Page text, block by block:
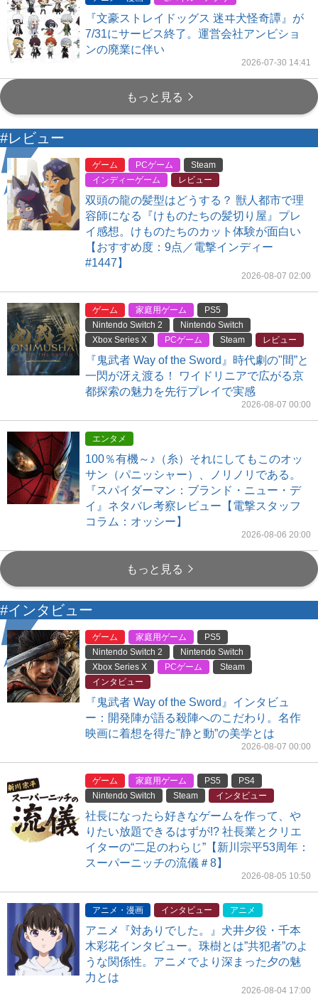
『文豪ストレイドッグス 迷ヰ犬怪奇譚』が
7/31にサービス終了。運営会社アンビショ
ンの廃業に伴い
2026-07-30 14:41
もっと見る
#レビュー
ゲーム PCゲーム
Steam
インディーゲーム
レビュー
双頭の龍の髪型はどうする？ 獣人都市で理
容師になる『けものたちの髪切り屋』プレ
イ感想。けものたちのカット体験が面白い
【おすすめ度：9点／電撃インディー
#1447】
2026-08-07 02:00
ゲーム 家庭用ゲーム
PS5
Nintendo Switch 2
Nintendo Switch
Xbox Series X
PCゲーム Steam レビュー
『鬼武者 Way of the Sword』時代劇の"間”と
一閃が冴え渡る！ ワイドリニアで広がる京
都探索の魅力を先行プレイで実感
2026-08-07 00:00
エンタメ
100％有機～♪（糸）それにしてもこのオッ
サン（パニッシャー）、ノリノリである。
『スパイダーマン：ブランド・ニュー・デ
イ』ネタバレ考察レビュー【電撃スタッフ
コラム：オッシー】
2026-08-06 20:00
もっと見る
#インタビュー
ゲーム 家庭用ゲーム
PS5
Nintendo Switch 2
Nintendo Switch
Xbox Series X
PCゲーム
Steam
インタビュー
『鬼武者 Way of the Sword』インタビュ
ー：開発陣が語る殺陣へのこだわり。名作
映画に着想を得た"静と動”の美学とは
2026-08-07 00:00
ゲーム 家庭用ゲーム PS5
PS4
Nintendo Switch
Steam インタビュー
社長になったら好きなゲームを作って、や
りたい放題できるはずが!? 社長業とクリエ
イターの“二足のわらじ”【新川宗平53周年：
スーパーニッチの流儀＃8】
2026-08-05 10:50
アニメ・漫画 インタビュー アニメ
アニメ『対ありでした。』犬井夕役・千本
木彩花インタビュー。珠樹とは”共犯者”のよ
うな関係性。アニメでより深まった夕の魅
力とは
2026-08-04 17:00